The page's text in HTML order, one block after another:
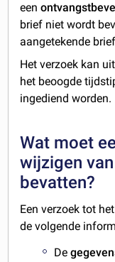
een
brief niet wordt
aangetekende
Het verzoek kan
het beoogde
ingediend worden.
Wat moet
wijzigen
bevatten?
Een verzoek tot
de volgende
De